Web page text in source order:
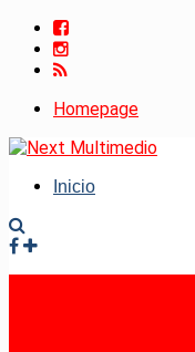
Homepage
Inicio